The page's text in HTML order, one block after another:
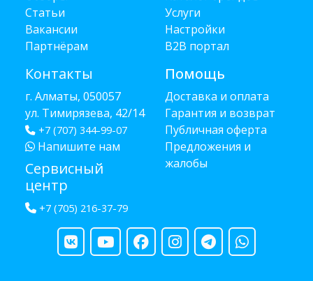
Статьи
Вакансии
Партнёрам
Контакты
г. Алматы, 050057
ул. Тимирязева, 42/14
+7 (707) 344-99-07
Напишите нам
Сервисный
центр
+7 (705) 216-37-79
Услуги
Настройки
B2B портал
Помощь
Доставка и оплата
Гарантия и возврат
Публичная оферта
Предложения и
жалобы